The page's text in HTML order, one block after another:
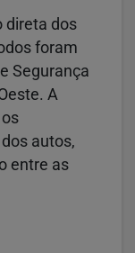
direta dos
foram
Segurança
A
autos,
entre as